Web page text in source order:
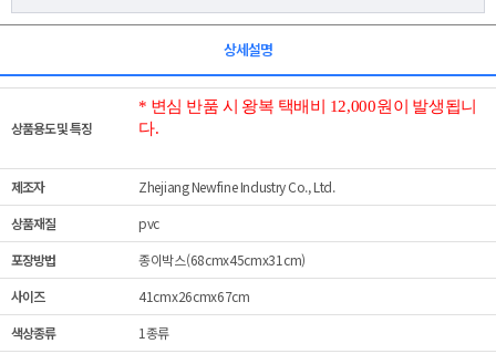
상세설명
상품용도 및 특징
* 변심 반품 시 왕복 택배비 12,000원이 발생됩니
다.
제조자
Zhejiang Newfine Industry Co., Ltd.
상품재질
pvc
포장방법
종이박스(68cmx45cmx31cm)
사이즈
41cmx26cmx67cm
색상종류
1종류